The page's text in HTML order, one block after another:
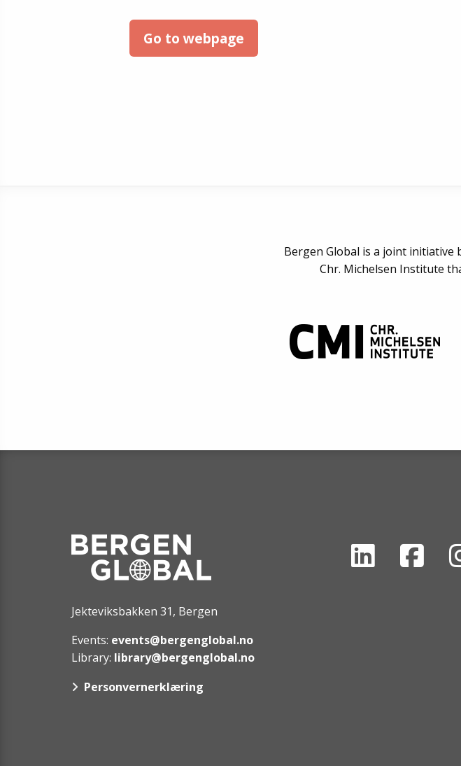
Go to webpage
Bergen Global is a joint initiative
Chr. Michelsen Institute
Jekteviksbakken 31, Bergen
Events: events@bergenglobal.no
Library: library@bergenglobal.no
Personvernerklæring